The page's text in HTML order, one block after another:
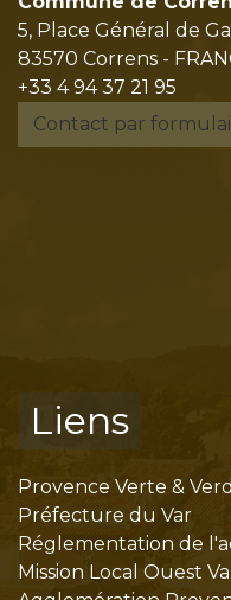
5, Place Général de
83570 Correns -
+33 4 94 37 21 95
Contact par
Liens
Provence Verte &
Préfecture du Var
Réglementation de
Mission Local Ouest